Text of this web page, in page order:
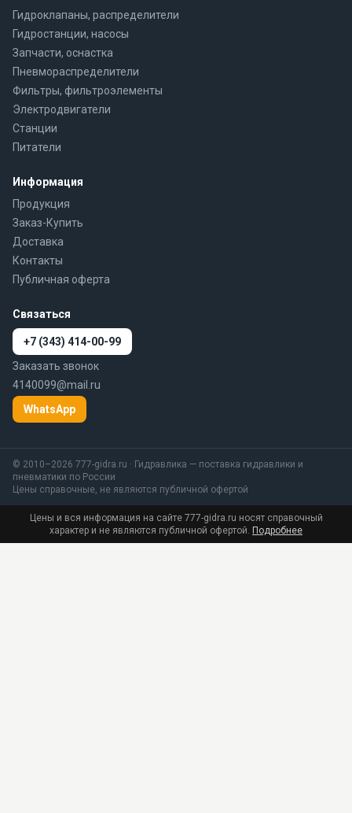
Гидроклапаны, распределители
Гидростанции, насосы
Запчасти, оснастка
Пневмораспределители
Фильтры, фильтроэлементы
Электродвигатели
Станции
Питатели
Информация
Продукция
Заказ-Купить
Доставка
Контакты
Публичная оферта
Связаться
+7 (343) 414-00-99
Заказать звонок
4140099@mail.ru
WhatsApp
© 2010–2026 777-gidra.ru · Гидравлика — поставка гидравлики и
пневматики по России
Цены справочные, не являются публичной офертой
Цены и вся информация на сайте 777-gidra.ru носят справочный
характер и не являются публичной офертой. Подробнее